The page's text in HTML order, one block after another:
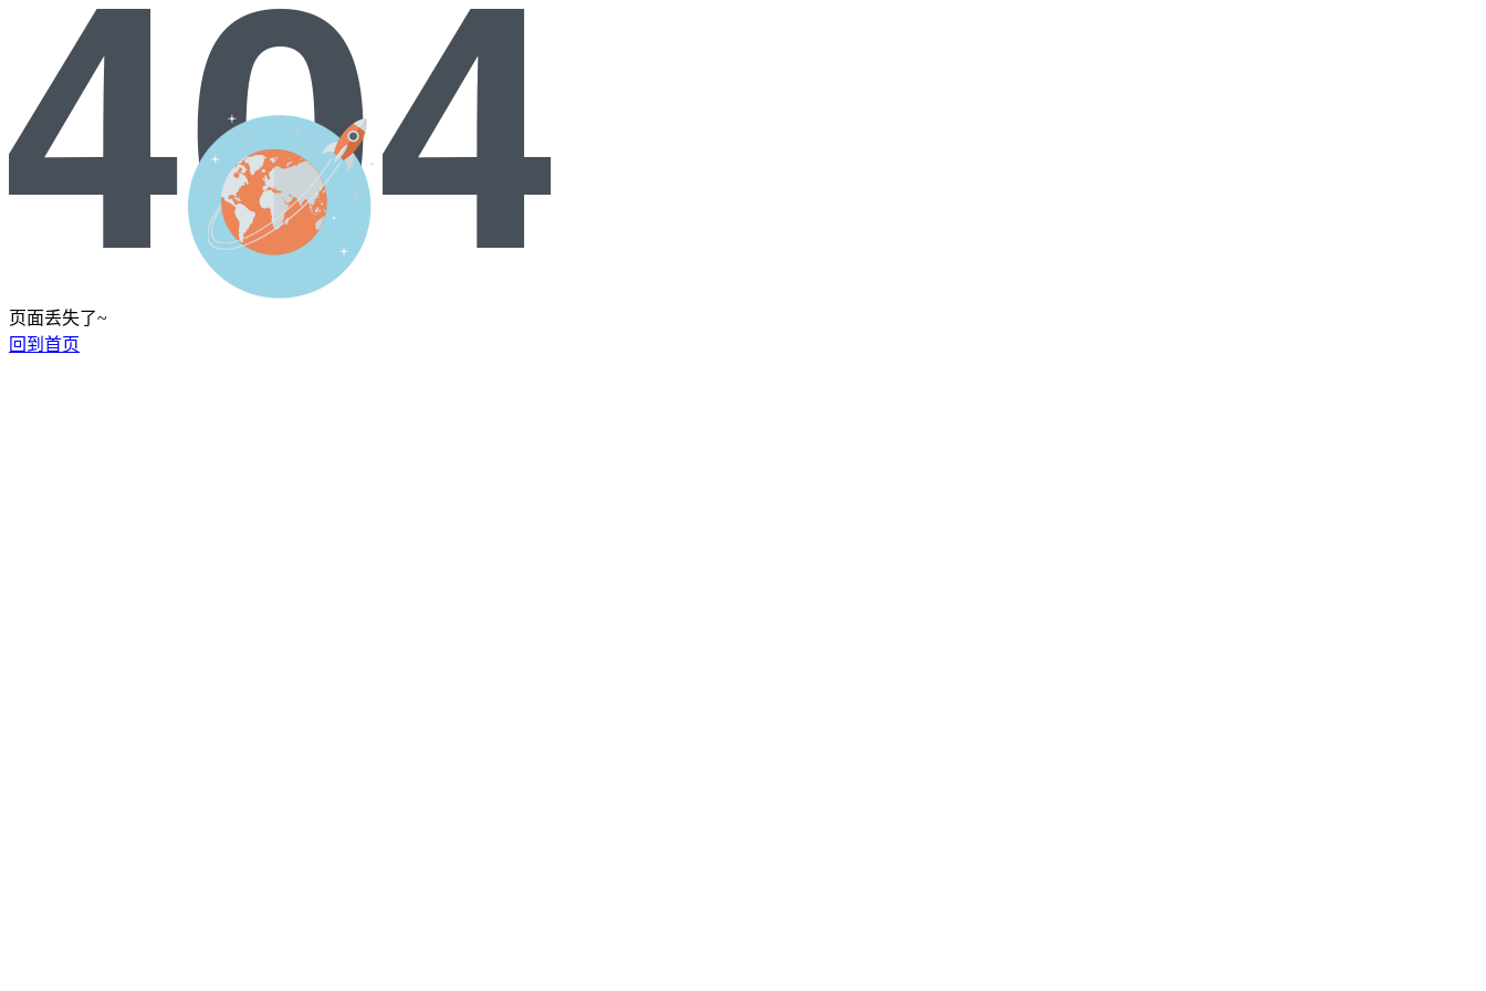
页面丢失了~
回到首页